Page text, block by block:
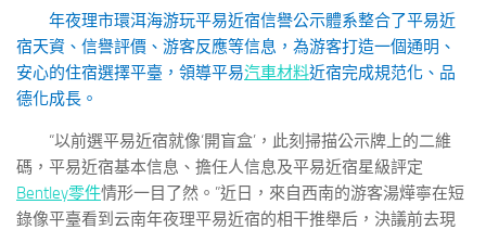
年夜理市環洱海游玩平易近宿信譽公示體系整合了平易近
宿天資、信譽評價、游客反應等信息，為游客打造一個通明、
安心的住宿選擇平臺，領導平易汽車材料近宿完成規范化、品
德化成長。
“以前選平易近宿就像‘開盲盒’，此刻掃描公示牌上的二維
碼，平易近宿基本信息、擔任人信息及平易近宿星級評定
Bentley零件情形一目了然。”近日，來自西南的游客湯燁寧在短
錄像平臺看到云南年夜理平易近宿的相干推舉后，決議前去現